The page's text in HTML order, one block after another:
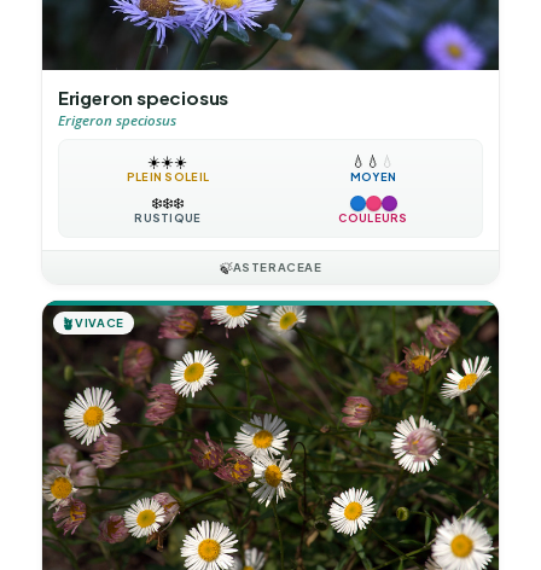
Erigeron speciosus
Erigeron speciosus
☀️☀️☀️
PLEIN SOLEIL
💧 💧 💧
MOYEN
❄️❄️❄️
RUSTIQUE COULEURS
🍃ASTERACEAE
🪴VIVACE